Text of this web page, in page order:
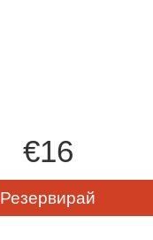
€16
Резервирай